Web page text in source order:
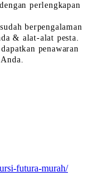
perlengkapan
berpengalaman
& alat-alat pesta.
penawaran
futura-murah/